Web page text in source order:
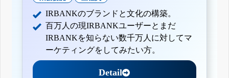
IRBANKのブランドと文化の構築。
百万人の現IRBANKユーザーとまだ
IRBANKを知らない数千万人に対してマ
ーケティングをしてみたい方。
Detail